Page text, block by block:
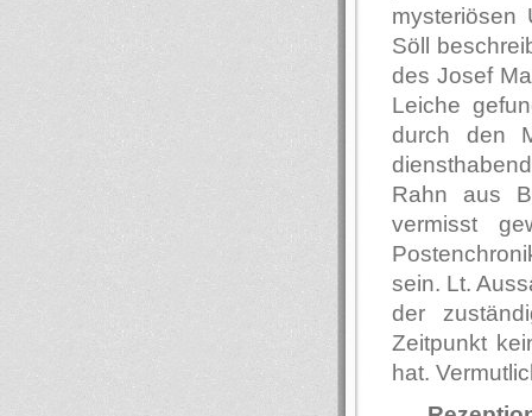
mysteriösen
Söll
des Josef
Leiche
durch den
Rahn aus
vermisst
sein. Lt.
der
Zeitpunkt
hat.